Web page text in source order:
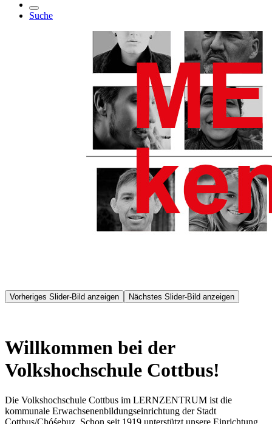
Suche
Vorheriges Slider-Bild anzeigen Nächstes Slider-Bild anzeigen
Willkommen bei der
Volkshochschule Cottbus!
Die Volkshochschule Cottbus im LERNZENTRUM ist die
kommunale Erwachsenenbildungseinrichtung der Stadt
Cottbus/Chóśebuz. Schon seit 1919 unterstützt unsere Einrichtung